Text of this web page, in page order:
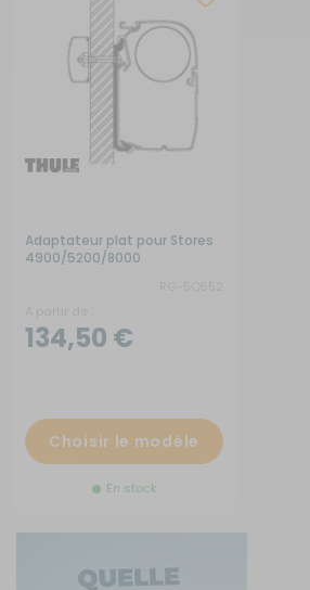
Adaptateur plat pour Stores
4900/5200/8000
134,50 €
Choisir le modèle
En stock